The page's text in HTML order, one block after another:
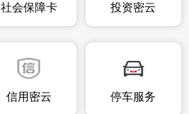
社会保障卡 投资密云
信用密云 停车服务